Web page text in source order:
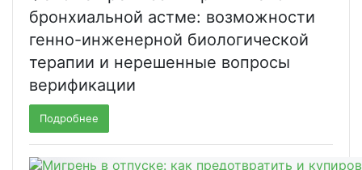
бронхиальной астме: возможности
генно-инженерной биологической
терапии и нерешенные вопросы
верификации
Подробнее